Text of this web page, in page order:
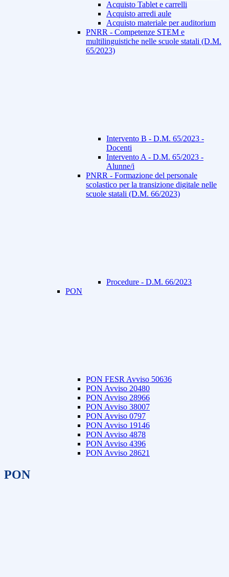
Acquisto Tablet e carrelli
Acquisto arredi aule
Acquisto materiale per auditorium
PNRR - Competenze STEM e
multilinguistiche nelle scuole statali (D.M.
65/2023)
Intervento B - D.M. 65/2023 -
Docenti
Intervento A - D.M. 65/2023 -
Alunne/i
PNRR - Formazione del personale
scolastico per la transizione digitale nelle
scuole statali (D.M. 66/2023)
Procedure - D.M. 66/2023
PON
PON FESR Avviso 50636
PON Avviso 20480
PON Avviso 28966
PON Avviso 38007
PON Avviso 0797
PON Avviso 19146
PON Avviso 4878
PON Avviso 4396
PON Avviso 28621
PON